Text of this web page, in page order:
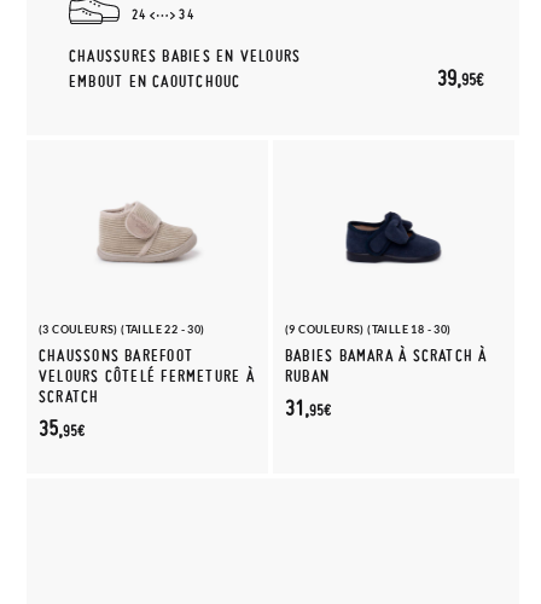
24 34
CHAUSSURES BABIES EN VELOURS
EMBOUT EN CAOUTCHOUC
39,95€
(3 COULEURS) (TAILLE 22 - 30)
CHAUSSONS BAREFOOT
VELOURS CÔTELÉ FERMETURE À
SCRATCH
35,95€
(9 COULEURS) (TAILLE 18 - 30)
BABIES BAMARA À SCRATCH À
RUBAN
31,95€